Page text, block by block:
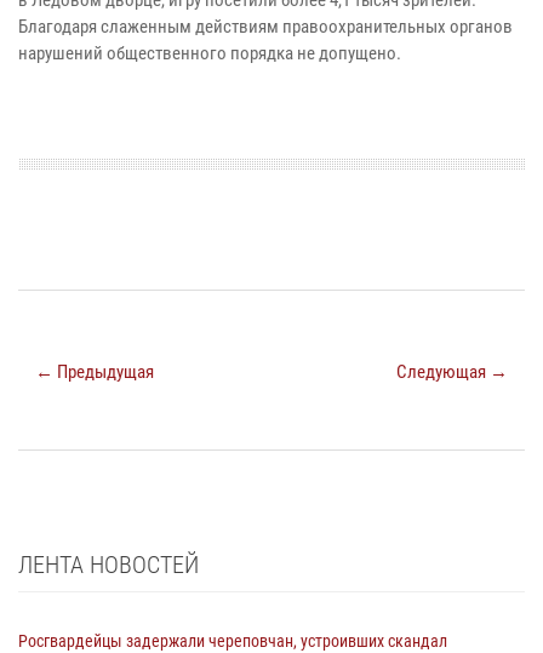
Благодаря слаженным действиям правоохранительных органов
нарушений общественного порядка не допущено.
← Предыдущая Следующая →
ЛЕНТА НОВОСТЕЙ
Росгвардейцы задержали череповчан, устроивших скандал